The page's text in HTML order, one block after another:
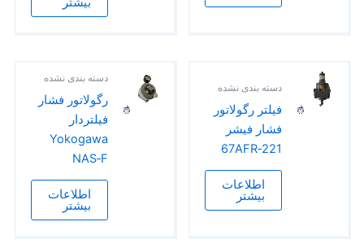
دسته بندی نشده
فیلتر رگولاتور
فشار فیشر
67AFR‑221
اطلاعات
دسته بندی نشده
رگولاتور فشار
فیلتر‌دار
Yokogawa
اطلاعات